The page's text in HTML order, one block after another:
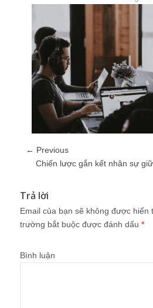
← Previous
Chiến lược gắn kết nhân sự
Trả lời
Email của bạn sẽ không được hiển
trường bắt buộc được đánh dấu *
Bình luận